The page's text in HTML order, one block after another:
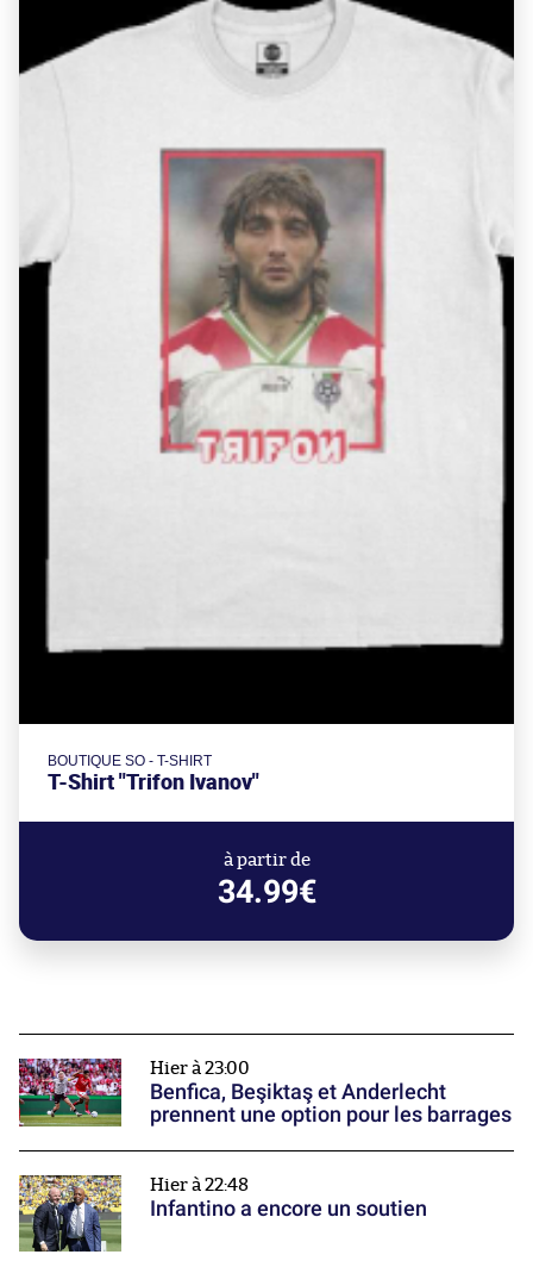
BOUTIQUE SO - T-SHIRT
T-Shirt "Trifon Ivanov"
à partir de
34.99€
Hier à 23:00
Benfica, Beşiktaş et Anderlecht
prennent une option pour les barrages
Hier à 22:48
Infantino a encore un soutien